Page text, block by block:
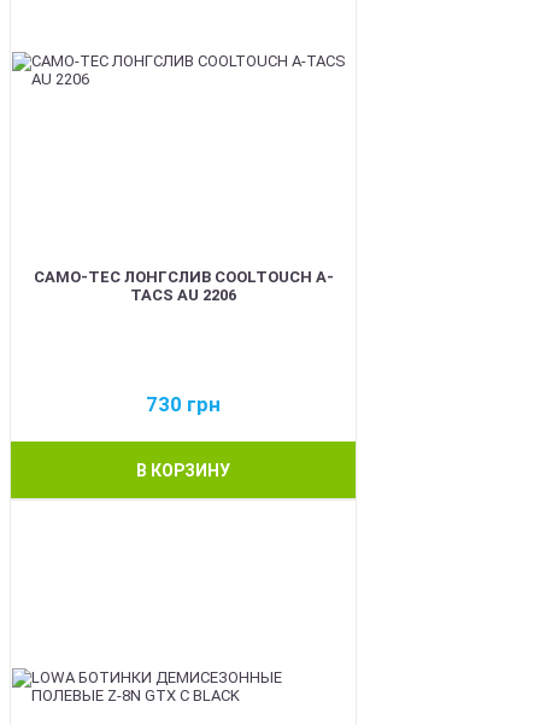
CAMO-TEC ЛОНГСЛИВ COOLTOUCH A-
TACS AU 2206
730 грн
В КОРЗИНУ